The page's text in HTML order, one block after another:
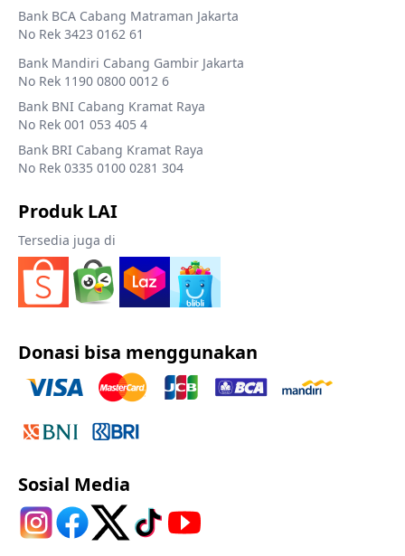
Bank BCA Cabang Matraman Jakarta
No Rek 3423 0162 61
Bank Mandiri Cabang Gambir Jakarta
No Rek 1190 0800 0012 6
Bank BNI Cabang Kramat Raya
No Rek 001 053 405 4
Bank BRI Cabang Kramat Raya
No Rek 0335 0100 0281 304
Produk LAI
Tersedia juga di
Donasi bisa menggunakan
Sosial Media